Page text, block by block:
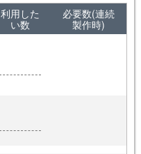
利用した
い数
必要数(連続
製作時)